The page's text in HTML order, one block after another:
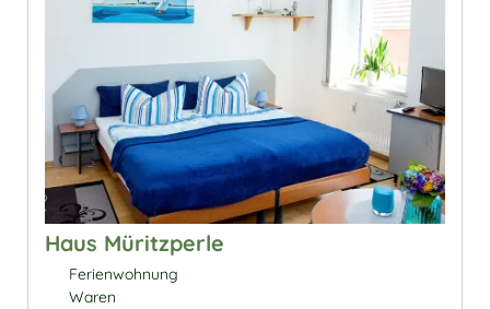
Haus Müritzperle
Ferienwohnung
Waren